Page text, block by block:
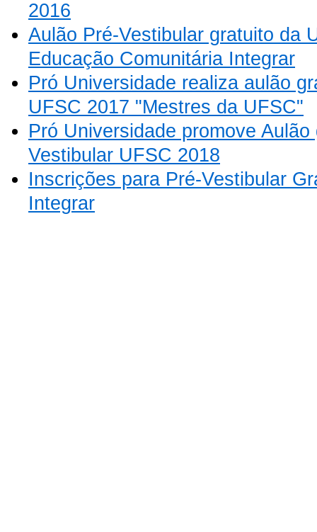
2016
Aulão Pré-Vestibular gratuito da
Educação Comunitária Integrar
Pró Universidade realiza aulão
UFSC 2017 "Mestres da UFSC"
Pró Universidade promove
Vestibular UFSC 2018
Inscrições para Pré-Vestibular
Integrar